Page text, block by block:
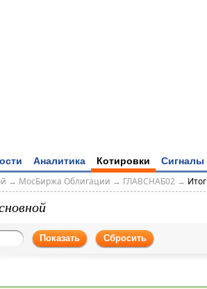
Аналитика Котировки Сигналы
→ МосБиржа Облигации → ГЛАВСНАБ02 →
Показать Сбросить